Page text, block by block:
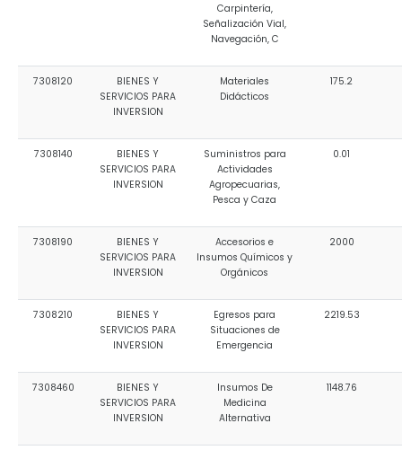
Carpintería,
Señalización Vial,
Navegación, C
7308120
BIENES Y
SERVICIOS PARA
INVERSION
Materiales
Didácticos
175.2
7308140
BIENES Y
SERVICIOS PARA
INVERSION
Suministros para
Actividades
Agropecuarias,
Pesca y Caza
0.01
7308190
BIENES Y
SERVICIOS PARA
INVERSION
Accesorios e
Insumos Químicos y
Orgánicos
2000
7308210
BIENES Y
SERVICIOS PARA
INVERSION
Egresos para
Situaciones de
Emergencia
2219.53
7308460
BIENES Y
SERVICIOS PARA
INVERSION
Insumos De
Medicina
Alternativa
1148.76